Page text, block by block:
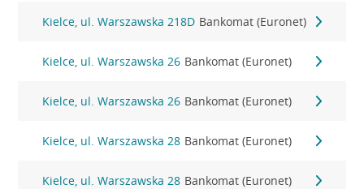
Kielce, ul. Warszawska 218D Bankomat (Euronet)
Kielce, ul. Warszawska 26 Bankomat (Euronet)
Kielce, ul. Warszawska 26 Bankomat (Euronet)
Kielce, ul. Warszawska 28 Bankomat (Euronet)
Kielce, ul. Warszawska 28 Bankomat (Euronet)